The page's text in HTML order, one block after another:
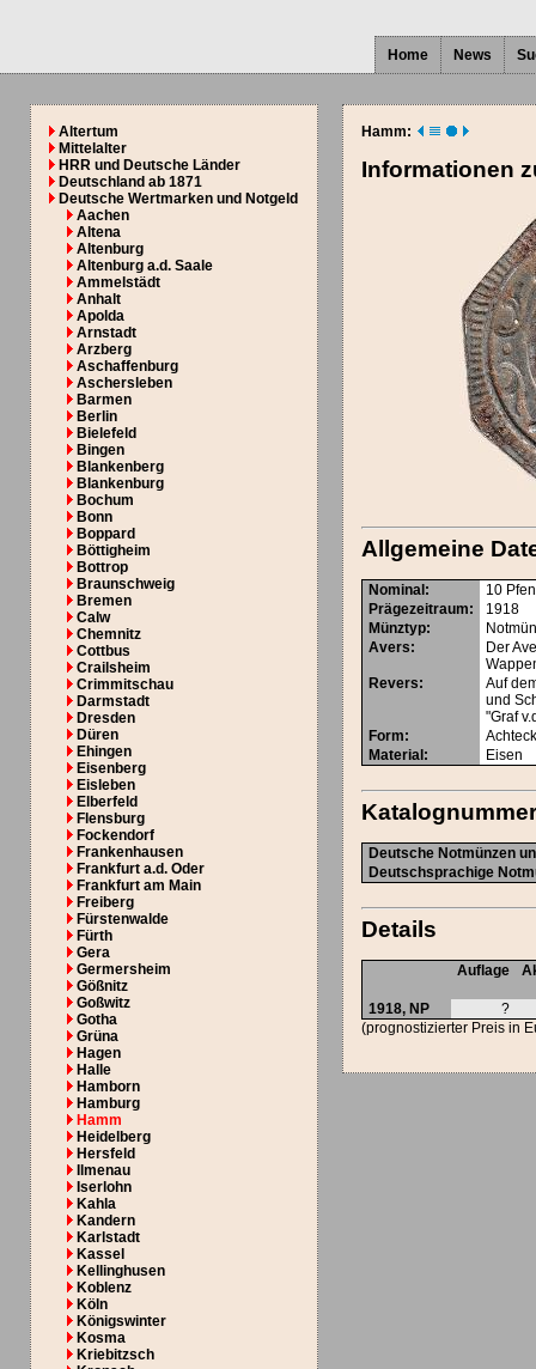
Home News
Altertum
Mittelalter
HRR und Deutsche Länder
Deutschland ab 1871
Deutsche Wertmarken und Notgeld
Aachen
Altena
Altenburg
Altenburg a.d. Saale
Ammelstädt
Anhalt
Apolda
Arnstadt
Arzberg
Aschaffenburg
Aschersleben
Barmen
Berlin
Bielefeld
Bingen
Blankenberg
Blankenburg
Bochum
Bonn
Boppard
Böttigheim
Bottrop
Braunschweig
Bremen
Calw
Chemnitz
Cottbus
Crailsheim
Crimmitschau
Darmstadt
Dresden
Düren
Ehingen
Eisenberg
Eisleben
Elberfeld
Flensburg
Fockendorf
Frankenhausen
Frankfurt a.d. Oder
Frankfurt am Main
Freiberg
Fürstenwalde
Fürth
Gera
Germersheim
Gößnitz
Goßwitz
Gotha
Grüna
Hagen
Halle
Hamborn
Hamburg
Hamm
Heidelberg
Hersfeld
Ilmenau
Iserlohn
Kahla
Kandern
Karlstadt
Kassel
Kellinghusen
Koblenz
Köln
Königswinter
Kosma
Kriebitzsch
Hamm:
Informationen
Allgemeine
Nominal :
10
Prägezeitraum:
1918
Münztyp:
Avers:
Der
Revers:
Auf
und
"Graf
Form:
Material : Eisen
Deutsche Notmünzen
Deutschsprachige
Details
Auflage
1918, NP
?
(prognostizierter Preis in